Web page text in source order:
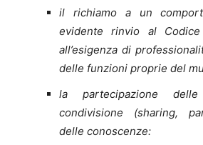
il richiamo a un
evidente rinvio al
all’esigenza di
delle funzioni proprie del
la partecipazione
condivisione (sharing,
delle conoscenze: